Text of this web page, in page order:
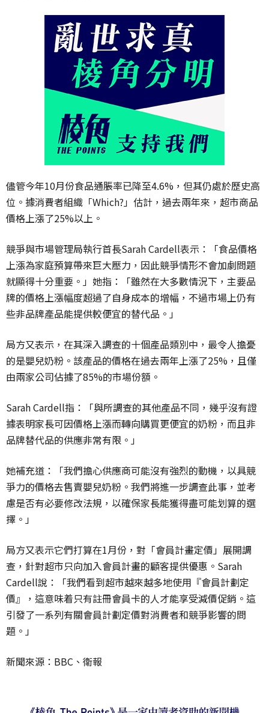
儘管今年10月份食品通脹率已降至4.6%，但其仍處於歷史高
位。據消費者組織「Which?」估計，過去兩年來，超市商品
價格上漲了25%以上。
競爭與市場管理局執行首長Sarah Cardell表示：「食品價格
上漲為家庭預算帶來巨大壓力，因此競爭情形不會加劇問題
就顯得十分重要。」她指：「雖然在大多數情況下，主要品
牌的價格上漲幅度超過了自身成本的增幅，不過市場上仍有
些非品牌產品能提供較便宜的替代品。」
局方又表示，在其深入調查的十個產品類別中，最令人擔憂
的是嬰兒奶粉。該產品的價格在過去兩年上漲了25%，且僅
由兩家公司佔據了85%的市場份額。
Sarah Cardell指：「與所調查的其他產品不同，幾乎沒有證
據表明家長可因價格上漲而轉向購買更便宜的奶粉，而且非
品牌替代品的供應非常有限。」
她補充道：「我們擔心供應商可能沒有強烈的動機，以具競
爭力的價格去售賣嬰兒奶粉。我們將進一步調查此事，並考
慮是否有必要修改法規，以確保家長能獲得盡可能划算的選
擇。」
局方又表示它們打算在1月份，對「會員計畫定價」展開調
查，針對超市只向加入會員計畫的顧客提供優惠。Sarah
Cardell說：「我們看到超市越來越多地使用『會員計劃定
價』，這意味着只有註冊會員卡的人才能享受減價促銷。這
引發了一系列有關會員計劃定價對消費者和競爭影響的問
題。」
新聞來源：BBC、衛報